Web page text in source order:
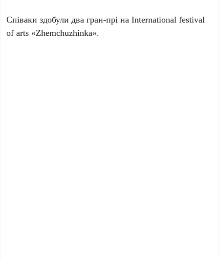
Співаки здобули два гран-прі на International festival
of arts «Zhemchuzhinka».